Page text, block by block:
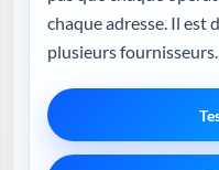
chaque adresse. Il est donc conseillé de comparer
plusieurs fournisseurs.